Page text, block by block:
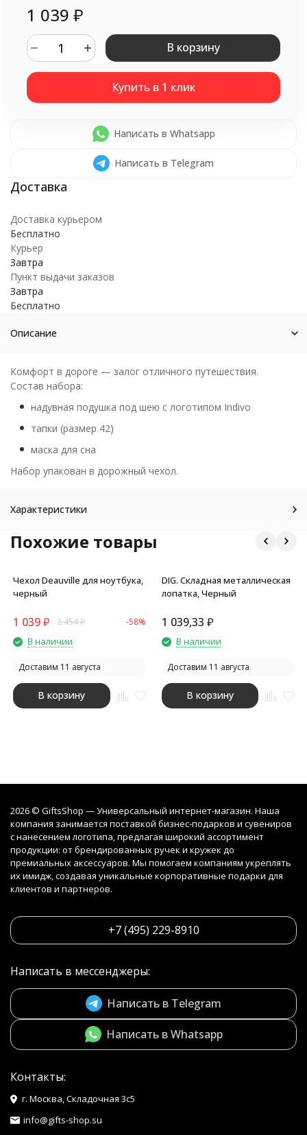
1 039 ₽
В корзину
Написать в Whatsapp
Написать в Telegram
Доставка курьером
Бесплатно
Курьер
Завтра
Пункт выдачи заказов
Завтра
Бесплатно
Описание
Комфорт в дороге — залог отличного путешествия.
Состав набора:
надувная подушка под шею с логотипом Indivo
тапки (размер 42)
маска для сна
Набор упакован в дорожный чехол.
Характеристики
Похожие товары
Чехол Deauville для ноутбука,
черный
1 039₽ 2 454₽ -58%
В наличии
Доставим 11 августа
В корзину
DIG. Складная металлическая
лопатка, Черный
1 039,33 ₽
В наличии
Доставим 11 августа
В корзину
2026 © GiftsShop — Универсальный интернет-магазин. Наша
компания занимается поставкой бизнес-подарков и сувениров
с нанесением логотипа, предлагая широкий ассортимент
продукции: от брендированных ручек и кружек до
премиальных аксессуаров. Мы помогаем компаниям укреплять
их имидж, создавая уникальные корпоративные подарки для
клиентов и партнеров.
+7 (495) 229-8910
Написать в мессенджеры:
Написать в Telegram
Написать в Whatsapp
Контакты:
г. Москва, Складочная 3с5
info@gifts-shop.su